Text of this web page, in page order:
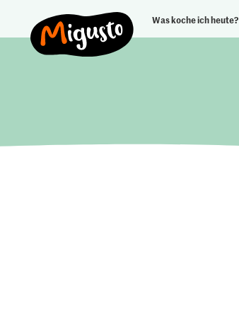
Was koche ich heute?